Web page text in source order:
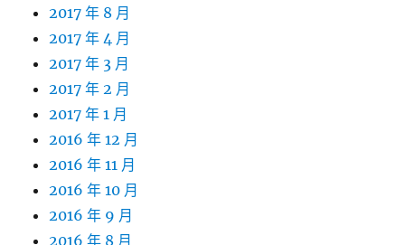
2017 年 8 月
2017 年 4 月
2017 年 3 月
2017 年 2 月
2017 年 1 月
2016 年 12 月
2016 年 11 月
2016 年 10 月
2016 年 9 月
2016 年 8 月